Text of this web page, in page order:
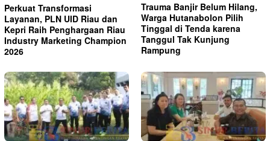
Perkuat Transformasi
Layanan, PLN UID Riau dan
Kepri Raih Penghargaan Riau
Industry Marketing Champion
2026
Trauma Banjir Belum Hilang,
Warga Hutanabolon Pilih
Tinggal di Tenda karena
Tanggul Tak Kunjung
Rampung